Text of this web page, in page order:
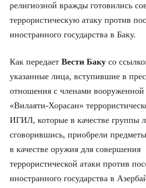
религиозной вражды готовились
террористическую атаку против
иностранного государства в Баку.
Как передает Вести Баку со
указанные лица, вступившие в
отношения с членами вооруженной
«Вилаяти-Хорасан»
ИГИЛ, которые в качестве группы
сговорившись, приобрели
в качестве оружия для совершения
террористической атаки против
иностранного государства в